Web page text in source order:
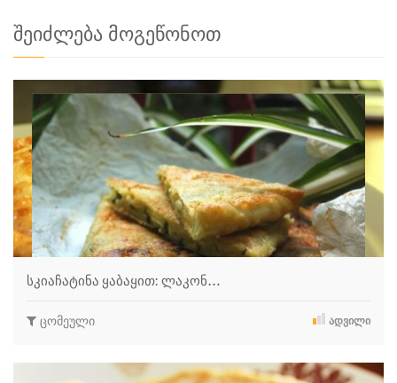
შეიძლება მოგეწონოთ
სკიაჩატინა ყაბაყით: ლაკონ…
ცომეული ᲐᲓᲕᲘᲚᲘ